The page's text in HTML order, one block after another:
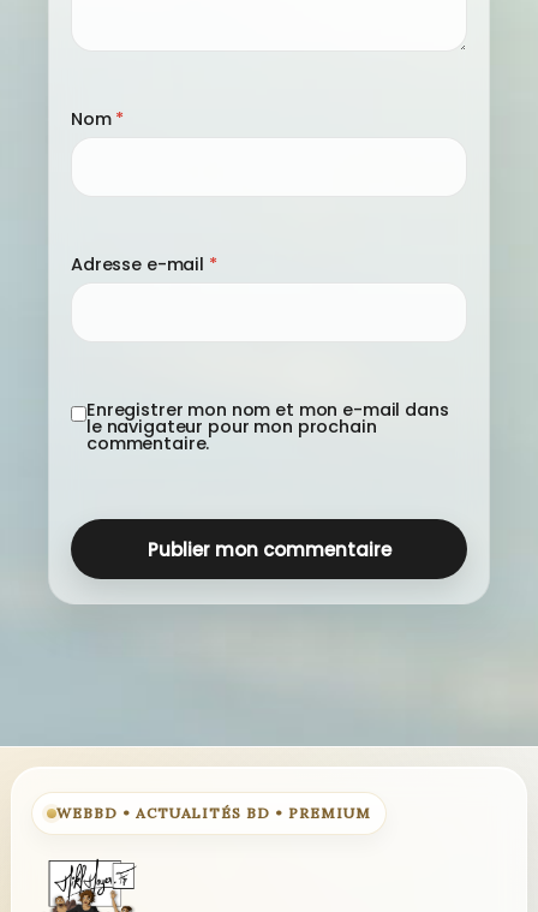
Nom *
Adresse e-mail *
Enregistrer mon nom et mon e-mail dans
le navigateur pour mon prochain
commentaire.
WEBBD • ACTUALITÉS BD • PREMIUM